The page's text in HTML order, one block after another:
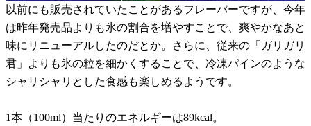
以前にも販売されていたことがあるフレーバーですが、今年
は昨年発売品よりも氷の割合を増やすことで、爽やかなあと
味にリニューアルしたのだとか。さらに、従来の「ガリガリ
君」よりも氷の粒を細かくすることで、冷凍パインのような
シャリシャリとした食感も楽しめるようです。
1本（100ml）当たりのエネルギーは89kcal。